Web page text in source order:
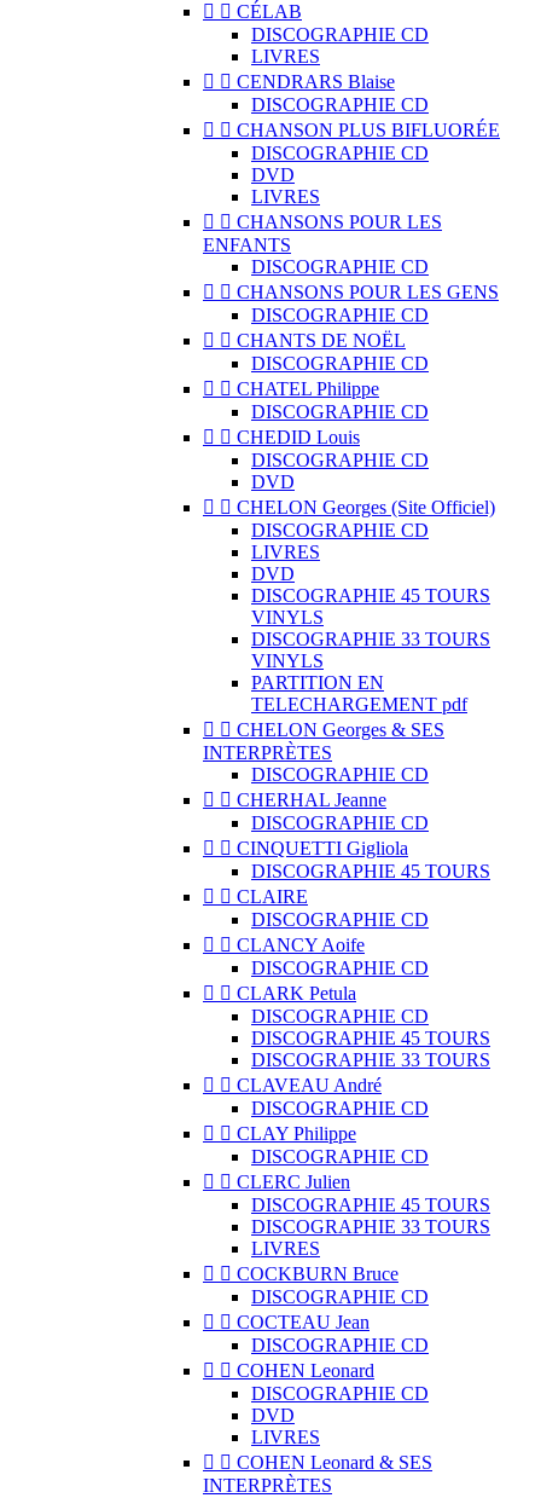
  CÉLAB
DISCOGRAPHIE CD
LIVRES
  CENDRARS Blaise
DISCOGRAPHIE CD
  CHANSON PLUS BIFLUORÉE
DISCOGRAPHIE CD
DVD
LIVRES
  CHANSONS POUR LES
ENFANTS
DISCOGRAPHIE CD
  CHANSONS POUR LES GENS
DISCOGRAPHIE CD
  CHANTS DE NOËL
DISCOGRAPHIE CD
  CHATEL Philippe
DISCOGRAPHIE CD
  CHEDID Louis
DISCOGRAPHIE CD
DVD
  CHELON Georges (Site Officiel)
DISCOGRAPHIE CD
LIVRES
DVD
DISCOGRAPHIE 45 TOURS
VINYLS
DISCOGRAPHIE 33 TOURS
VINYLS
PARTITION EN
TELECHARGEMENT pdf
  CHELON Georges & SES
INTERPRÈTES
DISCOGRAPHIE CD
  CHERHAL Jeanne
DISCOGRAPHIE CD
  CINQUETTI Gigliola
DISCOGRAPHIE 45 TOURS
  CLAIRE
DISCOGRAPHIE CD
  CLANCY Aoife
DISCOGRAPHIE CD
  CLARK Petula
DISCOGRAPHIE CD
DISCOGRAPHIE 45 TOURS
DISCOGRAPHIE 33 TOURS
  CLAVEAU André
DISCOGRAPHIE CD
  CLAY Philippe
DISCOGRAPHIE CD
  CLERC Julien
DISCOGRAPHIE 45 TOURS
DISCOGRAPHIE 33 TOURS
LIVRES
  COCKBURN Bruce
DISCOGRAPHIE CD
  COCTEAU Jean
DISCOGRAPHIE CD
  COHEN Leonard
DISCOGRAPHIE CD
DVD
LIVRES
  COHEN Leonard & SES
INTERPRÈTES